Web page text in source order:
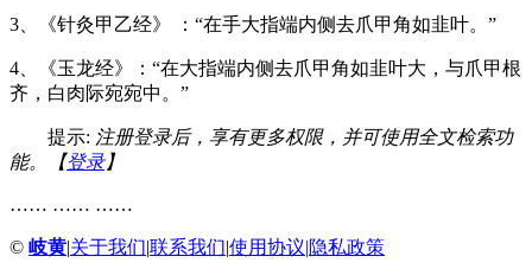
3、《针灸甲乙经》 ：“在手大指端内侧去爪甲角如韭叶。”
4、《玉龙经》：“在大指端内侧去爪甲角如韭叶大，与爪甲根
齐，白肉际宛宛中。”
提示: 注册登录后，享有更多权限，并可使用全文检索功
能。【登录】
…… …… ……
© 岐黄|关于我们|联系我们|使用协议|隐私政策